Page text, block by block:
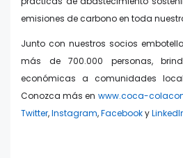
emisiones de carbono en toda
Junto con nuestros socios
más de 700.000 personas,
económicas a comunidades
Conozca más en www.coca-
Twitter,Instagram,Facebooky